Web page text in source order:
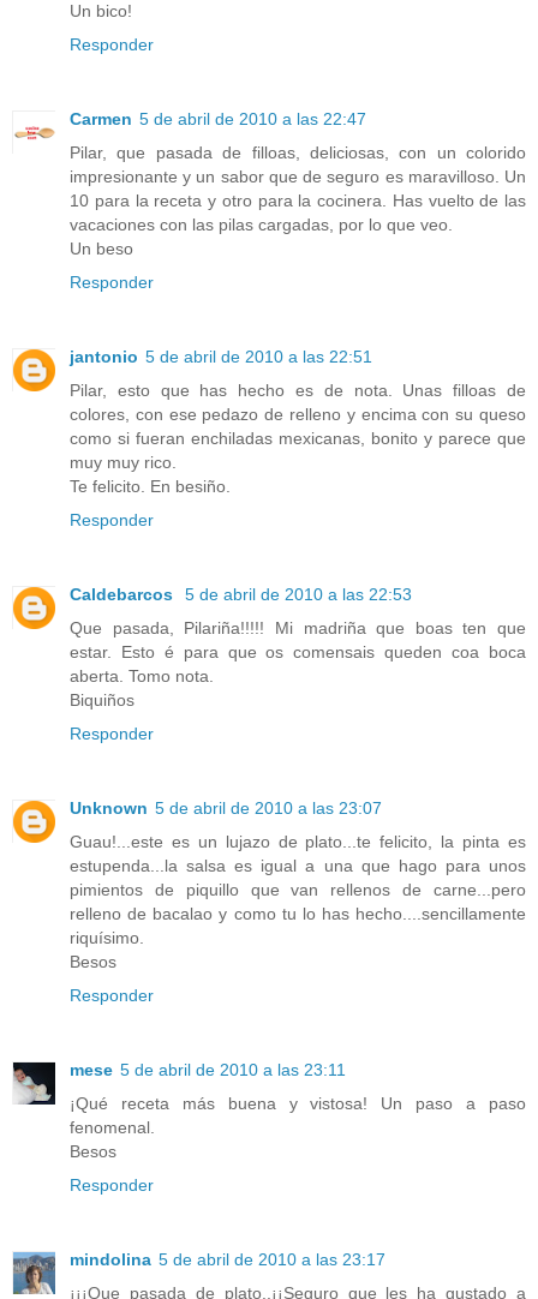
Un bico!
Responder
Carmen 5 de abril de 2010 a las 22:47
Pilar, que pasada de filloas, deliciosas, con un colorido
impresionante y un sabor que de seguro es maravilloso. Un
10 para la receta y otro para la cocinera. Has vuelto de las
vacaciones con las pilas cargadas, por lo que veo.
Un beso
Responder
jantonio 5 de abril de 2010 a las 22:51
Pilar, esto que has hecho es de nota. Unas filloas de
colores, con ese pedazo de relleno y encima con su queso
como si fueran enchiladas mexicanas, bonito y parece que
muy muy rico.
Te felicito. En besiño.
Responder
Caldebarcos
5 de abril de 2010 a las 22:53
Que pasada, Pilariña!!!!! Mi madriña que boas ten que
estar. Esto é para que os comensais queden coa boca
aberta. Tomo nota.
Biquiños
Responder
Unknown 5 de abril de 2010 a las 23:07
Guau!...este es un lujazo de plato...te felicito, la pinta es
estupenda...la salsa es igual a una que hago para unos
pimientos de piquillo que van rellenos de carne...pero
relleno de bacalao y como tu lo has hecho....sencillamente
riquísimo.
Besos
Responder
mese 5 de abril de 2010 a las 23:11
¡Qué receta más buena y vistosa! Un paso a paso
fenomenal.
Besos
Responder
mindolina 5 de abril de 2010 a las 23:17
¡¡¡Que pasada de plato..¡¡Seguro que les ha gustado a